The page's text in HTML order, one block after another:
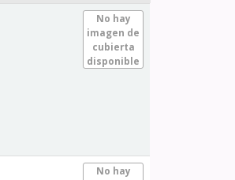
No hay
imagen de
cubierta
disponible
No hay